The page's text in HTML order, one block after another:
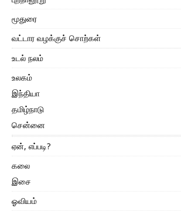
மூதுரை
வட்டார வழக்குச் சொற்கள்
உடல் நலம்
உலகம்
இந்தியா
தமிழ்நாடு
சென்னை
ஏன், எப்படி?
கலை
இசை
ஓவியம்